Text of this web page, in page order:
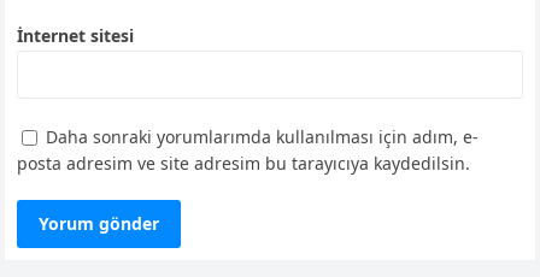
İnternet sitesi
Daha sonraki yorumlarımda kullanılması için adım, e-
posta adresim ve site adresim bu tarayıcıya kaydedilsin.